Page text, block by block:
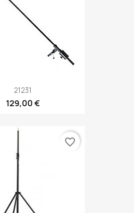
21231
129,00 €
favorite_border